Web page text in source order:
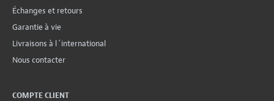
Échanges et retours
Garantie à vie
Livraisons à l´international
Nous contacter
COMPTE CLIENT